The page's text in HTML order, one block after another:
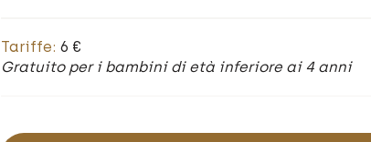
Tariffe: 6 €
Gratuito per i bambini di età inferiore ai 4 anni